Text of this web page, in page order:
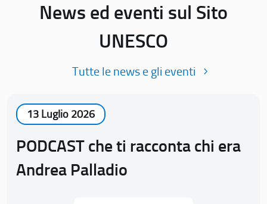
News ed eventi sul Sito
UNESCO
Tutte le news e gli eventi
13 Luglio 2026
PODCAST che ti racconta chi era
Andrea Palladio